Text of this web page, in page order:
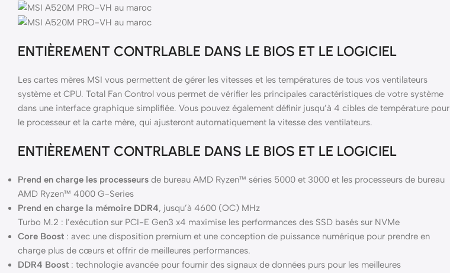
ENTIÈREMENT CONTRLABLE DANS LE BIOS ET LE LOGICIEL
Les cartes mères MSI vous permettent de gérer les vitesses et les températures de tous vos ventilateurs
système et CPU. Total Fan Control vous permet de vérifier les principales caractéristiques de votre système
dans une interface graphique simplifiée. Vous pouvez également définir jusqu’à 4 cibles de température pour
le processeur et la carte mère, qui ajusteront automatiquement la vitesse des ventilateurs.
ENTIÈREMENT CONTRLABLE DANS LE BIOS ET LE LOGICIEL
Prend en charge les processeurs de bureau AMD Ryzen™ séries 5000 et 3000 et les processeurs de bureau
AMD Ryzen™ 4000 G-Series
Prend en charge la mémoire DDR4, jusqu’à 4600 (OC) MHz
Turbo M.2 : l’exécution sur PCI-E Gen3 x4 maximise les performances des SSD basés sur NVMe
Core Boost : avec une disposition premium et une conception de puissance numérique pour prendre en
charge plus de cœurs et offrir de meilleures performances.
DDR4 Boost : technologie avancée pour fournir des signaux de données purs pour les meilleures